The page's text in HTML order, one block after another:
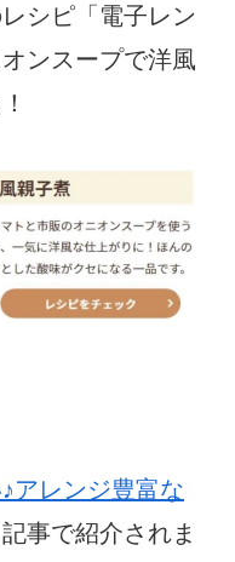
レシピ「電子レン
ンスープで洋風
アレンジ豊富な
事で紹介されま